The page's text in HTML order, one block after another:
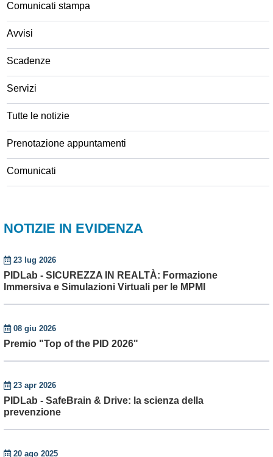
Comunicati stampa
Avvisi
Scadenze
Servizi
Tutte le notizie
Prenotazione appuntamenti
Comunicati
NOTIZIE IN EVIDENZA
23 lug 2026
PIDLab - SICUREZZA IN REALTÀ: Formazione
Immersiva e Simulazioni Virtuali per le MPMI
08 giu 2026
Premio "Top of the PID 2026"
23 apr 2026
PIDLab - SafeBrain & Drive: la scienza della
prevenzione
20 ago 2025